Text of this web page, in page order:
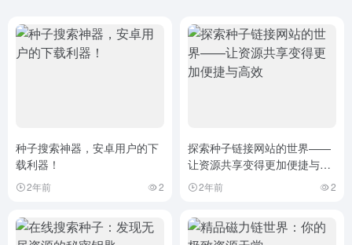
种子搜索神器，安卓用户的下
载利器！
2年前 2
探索种子链接网站的世界——
让资源共享变得更加便捷与高
效2年前 2